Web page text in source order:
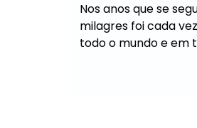
Nos anos que se
milagres foi cada
todo o mundo e em